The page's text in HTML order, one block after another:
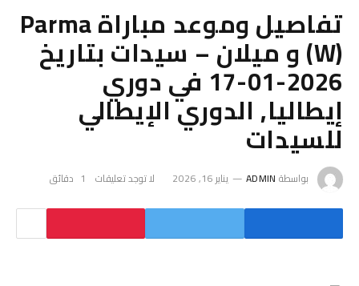
تفاصيل وموعد مباراة Parma
(W) و ميلان – سيدات بتاريخ
2026-01-17 في دوري
إيطاليا, الدوري الإيطالي
للسيدات
بواسطة ADMIN يناير 16, 2026 لا توجد تعليقات 1 دقائق